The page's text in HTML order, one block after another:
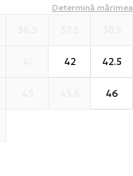
Determină mărimea
42 42.5
46